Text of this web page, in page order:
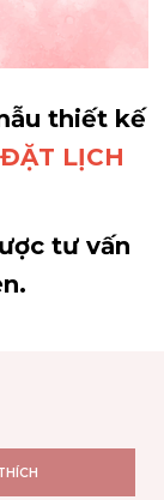
thiết kế
LỊCH
tư vấn